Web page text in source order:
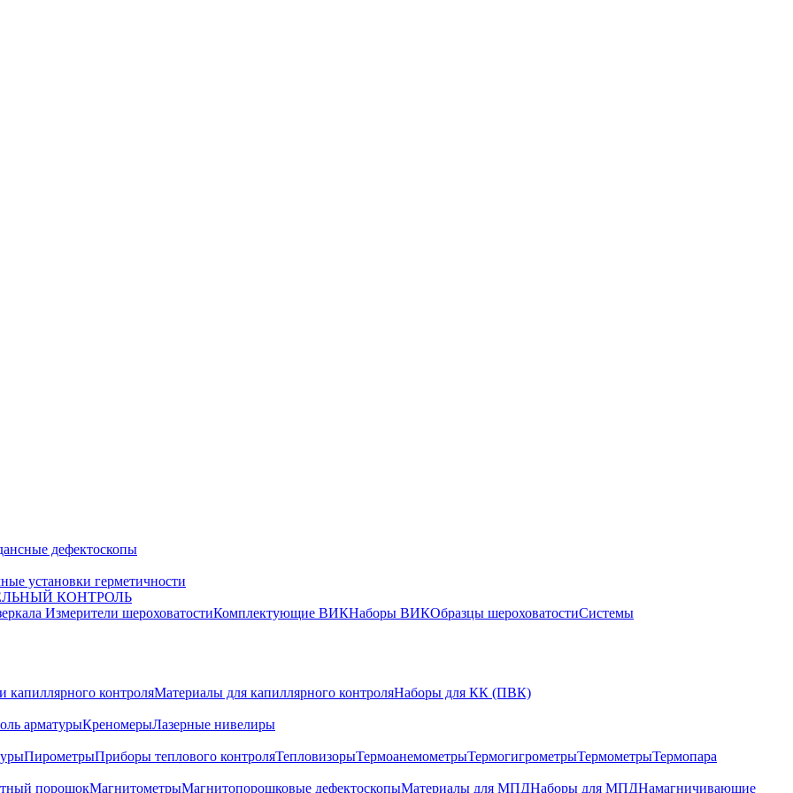
дефектоскопы
установки герметичности
КОНТРОЛЬ
Измерители шероховатостиКомплектующие ВИКНаборы ВИКОбразцы шероховатостиСистемы
капиллярного контроляМатериалы для капиллярного контроляНаборы для КК (ПВК)
арматурыКреномерыЛазерные нивелиры
ПирометрыПриборы теплового контроляТепловизорыТермоанемометрыТермогигрометрыТермометрыТермопара
порошокМагнитометрыМагнитопорошковые дефектоскопыМатериалы для МПДНаборы для МПДНамагничивающие